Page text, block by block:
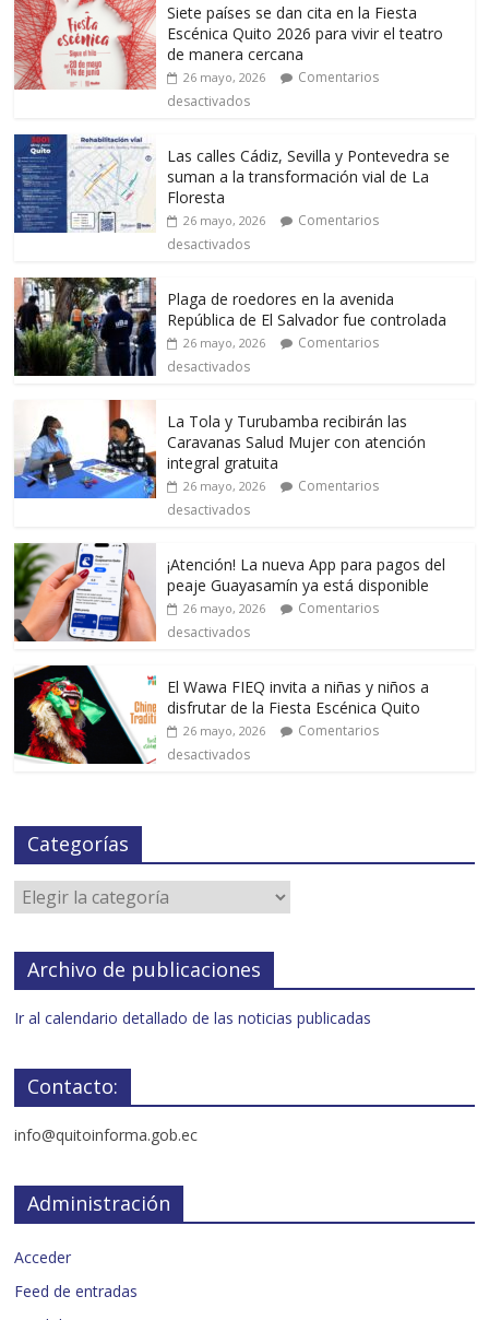
Siete países se dan cita en la Fiesta
Escénica Quito 2026 para vivir el teatro
de manera cercana
26 mayo, 2026
Comentarios
desactivados
Las calles Cádiz, Sevilla y Pontevedra se
suman a la transformación vial de La
Floresta
26 mayo, 2026
Comentarios
desactivados
Plaga de roedores en la avenida
República de El Salvador fue controlada
26 mayo, 2026
Comentarios
desactivados
La Tola y Turubamba recibirán las
Caravanas Salud Mujer con atención
integral gratuita
26 mayo, 2026
Comentarios
desactivados
¡Atención! La nueva App para pagos del
peaje Guayasamín ya está disponible
26 mayo, 2026
Comentarios
desactivados
El Wawa FIEQ invita a niñas y niños a
disfrutar de la Fiesta Escénica Quito
26 mayo, 2026
Comentarios
desactivados
Categorías
Archivo de publicaciones
Ir al calendario detallado de las noticias publicadas
Contacto:
info@quitoinforma.gob.ec
Administración
Acceder
Feed de entradas